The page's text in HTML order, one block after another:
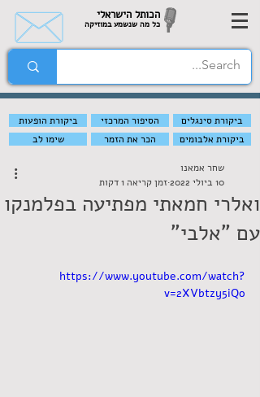
הכותל הישראלי
כל מה שנשמע במוזיקה
ביקורת הופעות הסיפור המרכזי
ביקורת סינגלים
שימו לב
הכר את הזמר ביקורת אלבומים
ואלרי חמאתי מפתיעה בפלמנקו
עם "אלבי"
שחר אמאנו
10 ביולי 2022
זמן קריאה 1 דקות
https://www.youtube.com/watch?
v=2XVbtzy5iQo